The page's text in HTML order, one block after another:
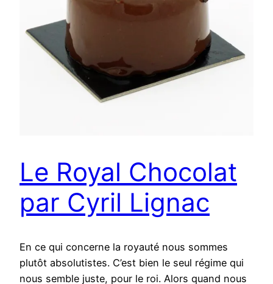
Le Royal Chocolat
par Cyril Lignac
En ce qui concerne la royauté nous sommes
plutôt absolutistes. C’est bien le seul régime qui
nous semble juste, pour le roi. Alors quand nous